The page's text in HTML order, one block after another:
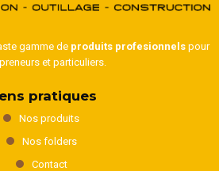
gamme de produits profesionnelspour
et particuliers.
pratiques
Nos produits
Nos folders
Contact